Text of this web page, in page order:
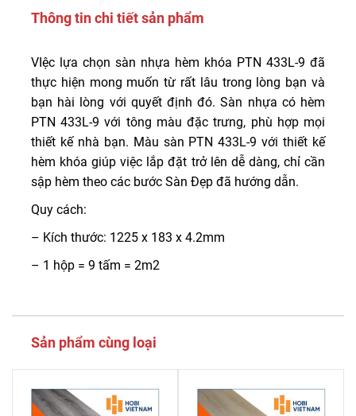
Thông tin chi tiết sản phẩm
VIệc lựa chọn sàn nhựa hèm khóa PTN 433L-9 đã
thực hiện mong muốn từ rất lâu trong lòng bạn và
bạn hài lòng với quyết định đó. Sàn nhựa có hèm
PTN 433L-9 với tông màu đặc trưng, phù hợp mọi
thiết kế nhà bạn. Màu sàn PTN 433L-9 với thiết kế
hèm khóa giúp việc lắp đặt trở lên dễ dàng, chỉ cần
sập hèm theo các bước Sàn Đẹp đã hướng dẫn.
Quy cách:
– Kích thước: 1225 x 183 x 4.2mm
– 1 hộp = 9 tấm = 2m2
Sản phẩm cùng loại